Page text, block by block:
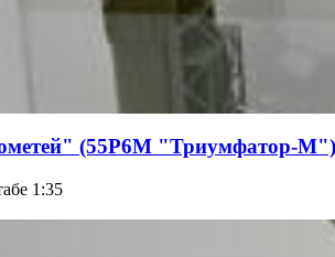
(55Р6М "Триумфатор-М")
1:35